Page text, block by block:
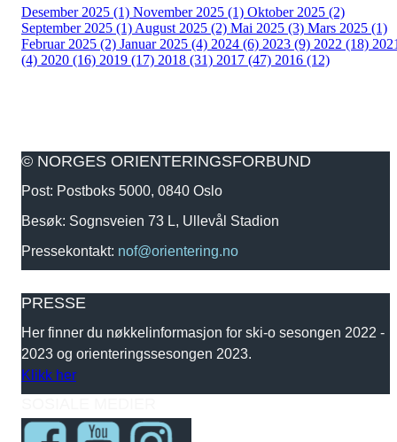
Desember 2025 (1) November 2025 (1) Oktober 2025 (2)
September 2025 (1) August 2025 (2) Mai 2025 (3) Mars 2025 (1)
Februar 2025 (2) Januar 2025 (4) 2024 (6) 2023 (9) 2022 (18)
(4) 2020 (16) 2019 (17) 2018 (31) 2017 (47) 2016 (12)
© NORGES ORIENTERINGSFORBUND
Post: Postboks 5000, 0840 Oslo
Besøk: Sognsveien 73 L, Ullevål Stadion
Pressekontakt: nof@orientering.no
PRESSE
Her finner du nøkkelinformasjon for ski-o sesongen 2022 -
2023 og orienteringssesongen 2023.
Klikk her